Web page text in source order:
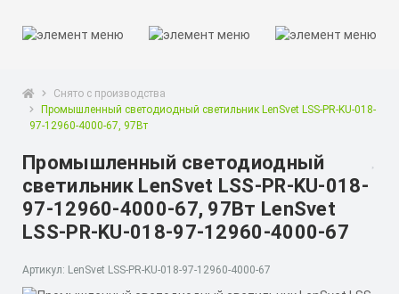
Снято с производства
Промышленный светодиодный светильник LenSvet LSS-PR-KU-018-
97-12960-4000-67, 97Вт
Промышленный светодиодный
светильник LenSvet LSS-PR-KU-018-
97-12960-4000-67, 97Вт LenSvet
LSS-PR-KU-018-97-12960-4000-67
Артикул: LenSvet LSS-PR-KU-018-97-12960-4000-67